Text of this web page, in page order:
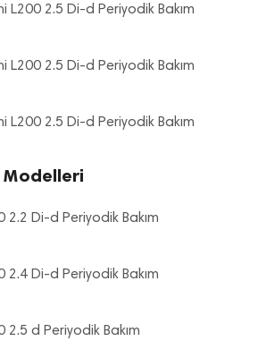
L200 2.5 Di-d Periyodik Bakım
L200 2.5 Di-d Periyodik Bakım
L200 2.5 Di-d Periyodik Bakım
Modelleri
2.2 Di-d Periyodik Bakım
2.4 Di-d Periyodik Bakım
2.5 d Periyodik Bakım